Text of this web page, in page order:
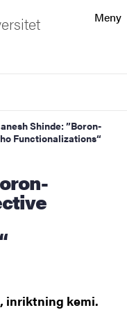
Meny
Shinde: ”Boron-
Functionalizations“
inriktning kemi.